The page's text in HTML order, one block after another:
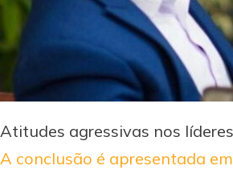
Atitudes agressivas nos
A conclusão é apresentada